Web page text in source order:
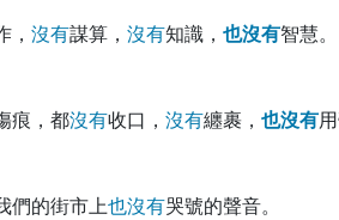
， 沒有謀算， 沒有知識， 也沒有智慧。
痕，都沒有收口， 沒有纏裹， 也沒有
們的街市上也沒有哭號的聲音。